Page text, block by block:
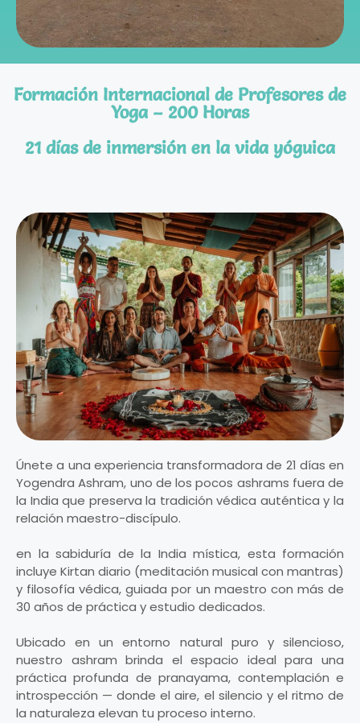
Formación Internacional de Profesores de
Yoga – 200 Horas
21 días de inmersión en la vida yóguica
Únete a una experiencia transformadora de 21 días en
Yogendra Ashram, uno de los pocos ashrams fuera de
la India que preserva la tradición védica auténtica y la
relación maestro-discípulo.
en la sabiduría de la India mística, esta formación
incluye Kirtan diario (meditación musical con mantras)
y filosofía védica, guiada por un maestro con más de
30 años de práctica y estudio dedicados.
Ubicado en un entorno natural puro y silencioso,
nuestro ashram brinda el espacio ideal para una
práctica profunda de pranayama, contemplación e
introspección — donde el aire, el silencio y el ritmo de
la naturaleza elevan tu proceso interno.